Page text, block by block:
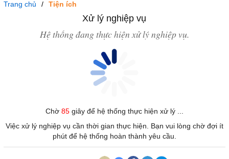
Trang chủ Tiện ích
Xử lý nghiệp vụ
Hệ thống đang thực hiện xử lý nghiệp vụ.
Chờ 85giây để hệ thống thực hiện xử lý ...
Việc xử lý nghiệp vụ cần thời gian thực hiện. Bạn vui lòng chờ đợi ít
phút để hệ thống hoàn thành yêu cầu.